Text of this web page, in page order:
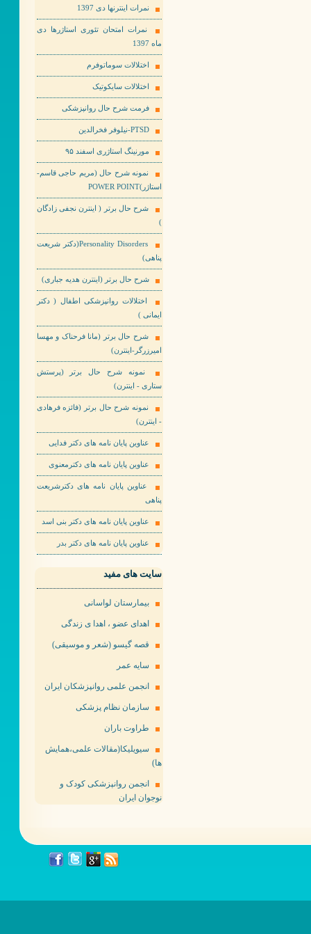
نمرات اینترنها دی 1397
نمرات امتحان تئوری استاژرها دی
ماه 1397
اختلالات سوماتوفرم
اختلالات سایکوتیک
فرمت شرح حال روانپزشکی
PTSD-نیلوفر فخرالدین
مورنینگ استاژری اسفند ۹۵
نمونه شرح حال (مریم حاجی قاسم-
استاژر)POWER POINT
شرح حال برتر ( اینترن نجفی زادگان
)
Personality Disorders(دکتر شریعت
پناهی)
شرح حال برتر (اینترن هدیه جباری)
اختلالات روانپزشکی اطفال ( دکتر
ایمانی )
شرح حال برتر (مانا فرحناک و مهسا
امیرزرگر-اینترن)
نمونه شرح حال برتر (پرستش
ستاری - اینترن)
نمونه شرح حال برتر (فائزه فرهادی
- اینترن)
عناوین پایان نامه های دکتر فدایی
عناوین پایان نامه های دکترمعنوی
عناوین پایان نامه های دکترشریعت
پناهی
عناوین پایان نامه های دکتر بنی اسد
عناوین پایان نامه های دکتر بدر
سایت های مفید
بیمارستان لواسانی
اهدای عضو ، اهدا ی زندگی
قصه گیسو (شعر و موسیقی)
سایه عمر
انجمن علمی روانپزشکان ایران
سازمان نظام پزشکی
طراوت باران
سیویلیکا(مقالات علمی،همایش
ها)
انجمن روانپزشکی کودک و
نوجوان ایران